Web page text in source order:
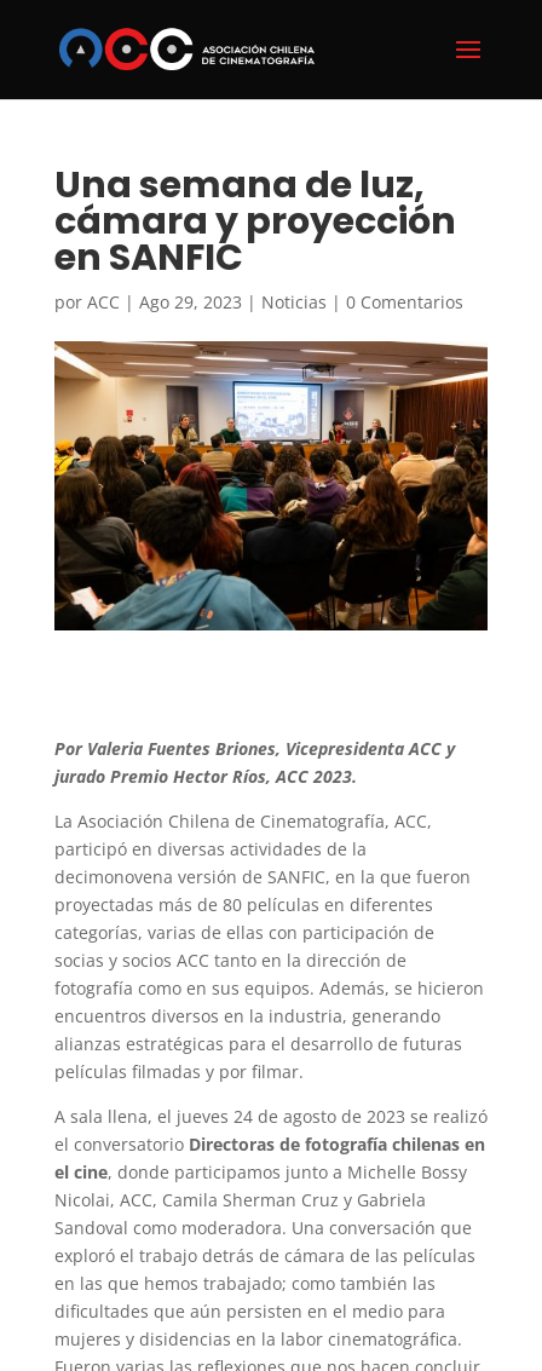
Una semana de luz,
cámara y proyección
en SANFIC
por ACC | Ago 29, 2023 | Noticias | 0 Comentarios
Por Valeria Fuentes Briones, Vicepresidenta ACC y
jurado Premio Hector Ríos, ACC 2023.
La Asociación Chilena de Cinematografía, ACC,
participó en diversas actividades de la
decimonovena versión de SANFIC, en la que fueron
proyectadas más de 80 películas en diferentes
categorías, varias de ellas con participación de
socias y socios ACC tanto en la dirección de
fotografía como en sus equipos. Además, se hicieron
encuentros diversos en la industria, generando
alianzas estratégicas para el desarrollo de futuras
películas filmadas y por filmar.
A sala llena, el jueves 24 de agosto de 2023 se realizó
el conversatorio Directoras de fotografía chilenas en
el cine, donde participamos junto a Michelle Bossy
Nicolai, ACC, Camila Sherman Cruz y Gabriela
Sandoval como moderadora. Una conversación que
exploró el trabajo detrás de cámara de las películas
en las que hemos trabajado; como también las
dificultades que aún persisten en el medio para
mujeres y disidencias en la labor cinematográfica.